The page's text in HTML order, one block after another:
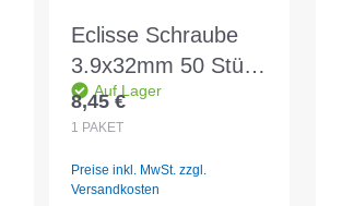
Eclisse Schraube
3.9x32mm 50 Stück
pro Paket OPVC3
Auf Lager
Regulärer Preis:
8,45 €
1 PAKET
Preise inkl. MwSt. zzgl.
Versandkosten